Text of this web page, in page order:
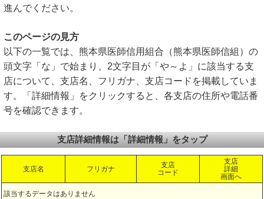
進んでください。
このページの見方
以下の一覧では、熊本県医師信用組合（熊本県医師信組）の
頭文字「な」で始まり、2文字目が「や～よ」に該当する支
店について、支店名、フリガナ、支店コードを掲載していま
す。「詳細情報」をクリックすると、各支店の住所や電話番
号を確認できます。
支店詳細情報は「詳細情報」をタップ
支店名 フリガナ
支店
コード
支店
詳細
画面へ
該当するデータはありません